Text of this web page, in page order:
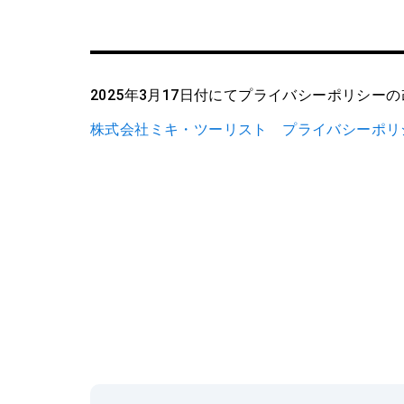
プライバシーポ
2025年3月17日付にてプライバシーポリシーの
株式会社ミキ・ツーリスト プライバシーポリ